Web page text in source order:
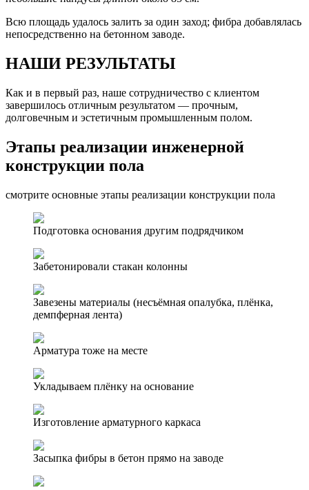
Всю площадь удалось залить за один заход; фибра добавлялась
непосредственно на бетонном заводе.
НАШИ РЕЗУЛЬТАТЫ
Как и в первый раз, наше сотрудничество с клиентом
завершилось отличным результатом — прочным,
долговечным и эстетичным промышленным полом.
Этапы реализации инженерной
конструкции пола
смотрите основные этапы реализации конструкции пола
Подготовка основания другим подрядчиком
Забетонировали стакан колонны
Завезены материалы (несъёмная опалубка, плёнка,
демпферная лента)
Арматура тоже на месте
Укладываем плёнку на основание
Изготовление арматурного каркаса
Засыпка фибры в бетон прямо на заводе